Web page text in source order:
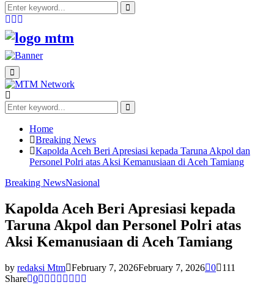
Search
for:
Search
Facebook
Twitter
Primary
Menu
Search
for:
Search
Home
Breaking News
Kapolda Aceh Beri Apresiasi kepada Taruna Akpol dan
Personel Polri atas Aksi Kemanusiaan di Aceh Tamiang
Breaking NewsNasional
Kapolda Aceh Beri Apresiasi kepada
Taruna Akpol dan Personel Polri atas
Aksi Kemanusiaan di Aceh Tamiang
by redaksi Mtm February 7, 2026February 7, 2026 0
111
Share 0